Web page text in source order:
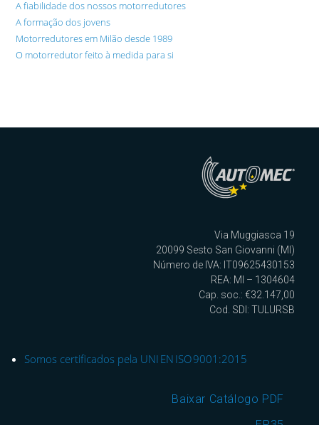
A fiabilidade dos nossos motorredutores
A formação dos jovens
Motorredutores em Milão desde 1989
O motorredutor feito à medida para si
Via Muggiasca 19
20099 Sesto San Giovanni (MI)
Número de IVA: IT09625430153
REA: MI – 1304604
Cap. soc.: €32.147,00
Cod. SDI: TULURSB
Somos certificados pela UNI EN ISO 9001:2015
Baixar Catálogo PDF